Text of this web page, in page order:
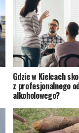
Gdzie w Kielcach
z profesjonalnego
alkoholowego?